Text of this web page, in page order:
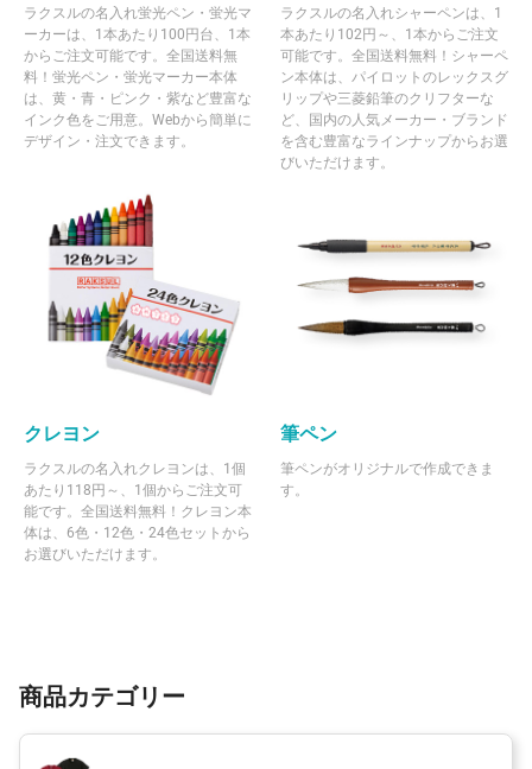
ラクスルの名入れ蛍光ペン・蛍光マ
ーカーは、1本あたり100円台、1本
からご注文可能です。全国送料無
料！蛍光ペン・蛍光マーカー本体
は、黄・青・ピンク・紫など豊富な
インク色をご用意。Webから簡単に
デザイン・注文できます。
ラクスルの名入れシャーペンは、1
本あたり102円～、1本からご注文
可能です。全国送料無料！シャーペ
ン本体は、パイロットのレックスグ
リップや三菱鉛筆のクリフターな
ど、国内の人気メーカー・ブランド
を含む豊富なラインナップからお選
びいただけます。
クレヨン
ラクスルの名入れクレヨンは、1個
あたり118円～、1個からご注文可
能です。全国送料無料！クレヨン本
体は、6色・12色・24色セットから
お選びいただけます。
筆ペン
筆ペンがオリジナルで作成できま
す。
商品カテゴリー